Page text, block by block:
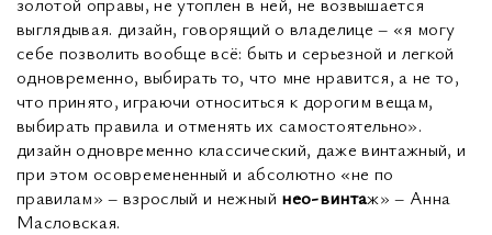
выглядывая. дизайн, говорящий о владелице – «я могу
себе позволить вообще всё: быть и серьезной и легкой
одновременно, выбирать то, что мне нравится, а не то,
что принято, играючи относиться к дорогим вещам,
выбирать правила и отменять их самостоятельно».
дизайн одновременно классический, даже винтажный, и
при этом осовремененный и абсолютно «не по
правилам» – взрослый и нежный нео-винтаж» – Анна
Масловская.